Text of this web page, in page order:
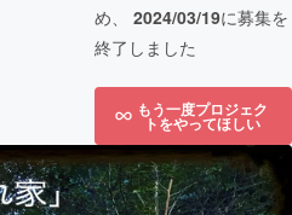
め、 2024/03/19に募集を
終了しました
もう一度プロジェク
トをやってほしい